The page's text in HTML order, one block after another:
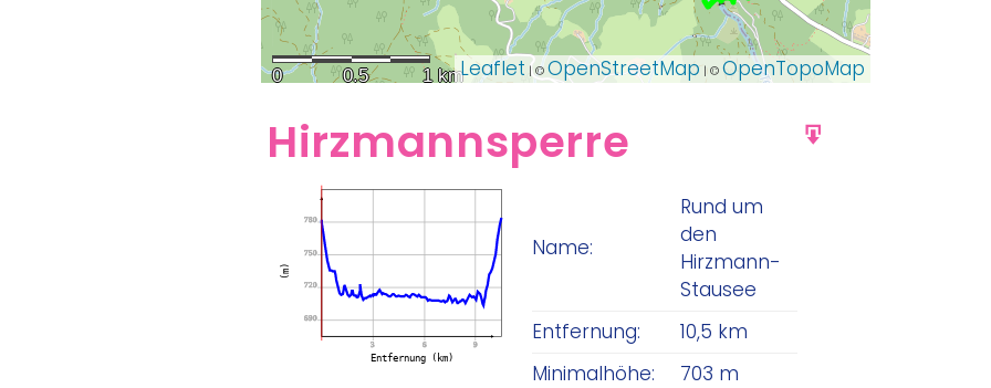
0 0.5 1 kmLeaflet | ©OpenStreetMap | ©OpenTopoMap
Hirzmannsperre
690
720
750
780
3 6 9
Entfernung (km)
(m)
Name:
Rund um
den
Hirzmann-
Stausee
Entfernung:
10,5 km
Minimalhöhe:
703 m